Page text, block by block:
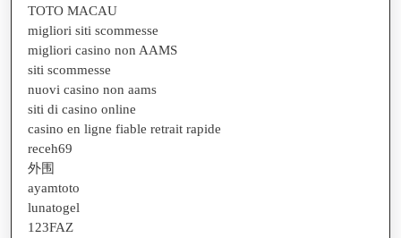
TOTO MACAU
migliori siti scommesse
migliori casino non AAMS
siti scommesse
nuovi casino non aams
siti di casino online
casino en ligne fiable retrait rapide
receh69
外围
ayamtoto
lunatogel
123FAZ